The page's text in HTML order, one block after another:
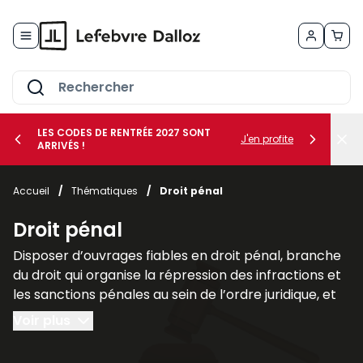
le sous-menu Vos métiers
le sous-menu Vos besoins
LES CODES DE RENTRÉE 2027 SONT
ARRIVÉS !
J'en profite
Accueil / Thématiques / Droit pénal
Droit pénal
Disposer d’ouvrages fiables en droit pénal, branche
du droit qui organise la répression des infractions et
les sanctions pénales au sein de l’ordre juridique, et
plus largement des sciences criminelles, est
fondamental pour les juristes, les avocats et les